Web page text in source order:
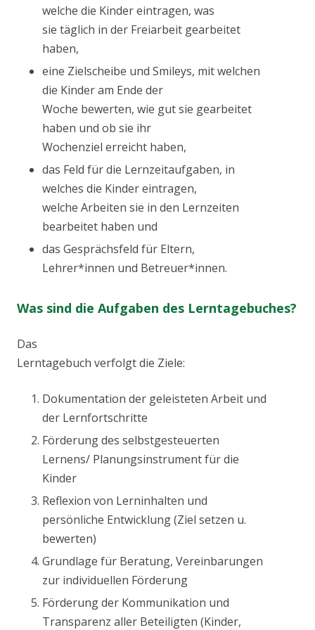
welche die Kinder eintragen, was
sie täglich in der Freiarbeit gearbeitet
haben,
eine Zielscheibe und Smileys, mit welchen
die Kinder am Ende der
Woche bewerten, wie gut sie gearbeitet
haben und ob sie ihr
Wochenziel erreicht haben,
das Feld für die Lernzeitaufgaben, in
welches die Kinder eintragen,
welche Arbeiten sie in den Lernzeiten
bearbeitet haben und
das Gesprächsfeld für Eltern,
Lehrer*innen und Betreuer*innen.
Was sind die Aufgaben des Lerntagebuches?
Das
Lerntagebuch verfolgt die Ziele:
Dokumentation der geleisteten Arbeit und
der Lernfortschritte
Förderung des selbstgesteuerten
Lernens/ Planungsinstrument für die
Kinder
Reflexion von Lerninhalten und
persönliche Entwicklung (Ziel setzen u.
bewerten)
Grundlage für Beratung, Vereinbarungen
zur individuellen Förderung
Förderung der Kommunikation und
Transparenz aller Beteiligten (Kinder,